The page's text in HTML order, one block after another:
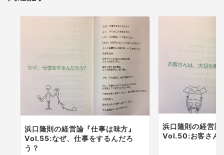
浜口隆則の経営論『仕事は味方』
Vol.55:なぜ、仕事をするんだろ
う？
浜口隆則の経営
Vol.50:お客さん